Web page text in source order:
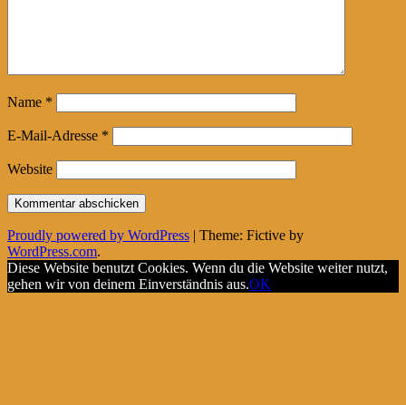
Name *
E-Mail-Adresse *
Website
Proudly powered by WordPress | Theme: Fictive by
WordPress.com.
Diese Website benutzt Cookies. Wenn du die Website weiter nutzt,
gehen wir von deinem Einverständnis aus.OK